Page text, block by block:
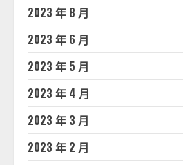
2023 年 8 月
2023 年 6 月
2023 年 5 月
2023 年 4 月
2023 年 3 月
2023 年 2 月